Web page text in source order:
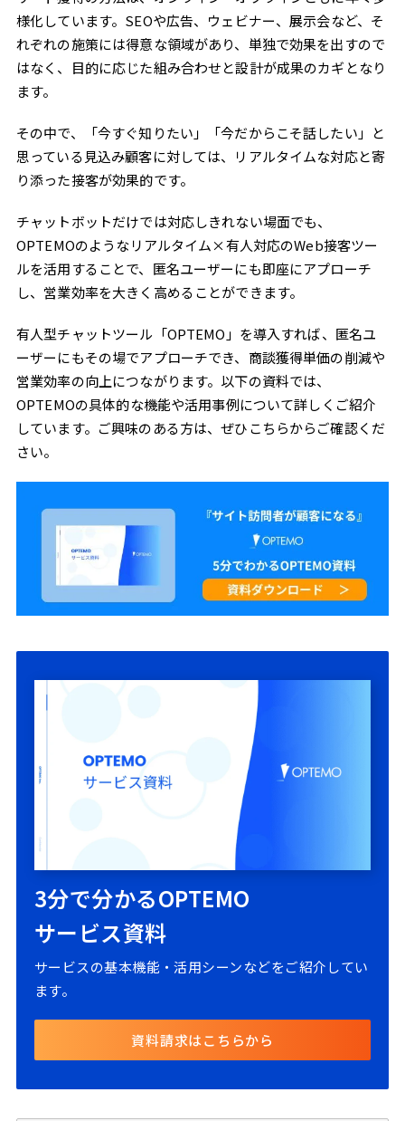
様化しています。SEOや広告、ウェビナー、展示会など、そ
れぞれの施策には得意な領域があり、単独で効果を出すので
はなく、目的に応じた組み合わせと設計が成果のカギとなり
ます。
その中で、「今すぐ知りたい」「今だからこそ話したい」と
思っている見込み顧客に対しては、リアルタイムな対応と寄
り添った接客が効果的です。
チャットボットだけでは対応しきれない場面でも、
OPTEMOのようなリアルタイム×有人対応のWeb接客ツー
ルを活用することで、匿名ユーザーにも即座にアプローチ
し、営業効率を大きく高めることができます。
有人型チャットツール「OPTEMO」を導入すれば、匿名ユ
ーザーにもその場でアプローチでき、商談獲得単価の削減や
営業効率の向上につながります。以下の資料では、
OPTEMOの具体的な機能や活用事例について詳しくご紹介
しています。ご興味のある方は、ぜひこちらからご確認くだ
さい。
3分で分かるOPTEMO
サービス資料
サービスの基本機能・活用シーンなどをご紹介してい
ます。
資料請求はこちらから